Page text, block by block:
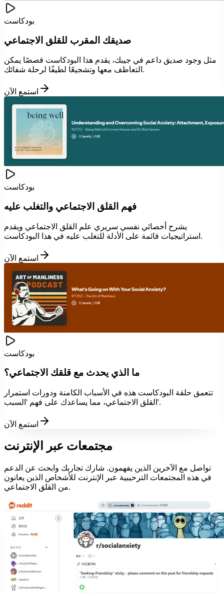
بودكاست
صديقك المقرب للقلق الاجتماعي
مثل وجود صديق داعم في جيبك، يقدم هذا البودكاست قصصًا يمكن
التعاطف معها وتشجيعًا لطيفًا لرحلة شفائك.
استمع الآن
بودكاست
فهم القلق الاجتماعي والتغلب عليه
يشرح أخصائي نفسي سريري علم القلق الاجتماعي ويقدم
استراتيجيات قائمة على الأدلة للتغلب عليه في هذا البودكاست.
استمع الآن
بودكاست
ما الذي يحدث مع قلقك الاجتماعي؟
تتعمق حلقة البودكاست هذه في الأسباب الكامنة ودورات استمرار
القلق الاجتماعي، مما يساعدك على فهم 'السبب'.
استمع الآن
مجتمعات عبر الإنترنت
تواصل مع الآخرين الذين يفهمون. شارك تجاربك وابحث عن الدعم
في هذه المجتمعات الترحيبية عبر الإنترنت للأشخاص الذين يعانون
من القلق الاجتماعي.